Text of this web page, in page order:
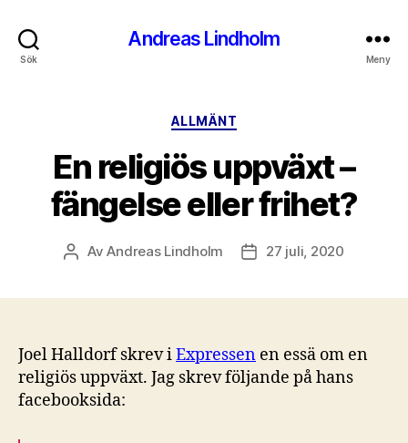
Sök
Andreas Lindholm
Meny
Kategorier
ALLMÄNT
En religiös uppväxt –
fängelse eller frihet?
Inläggsförfattare
AvAndreas Lindholm Inläggsdatum
27 juli, 2020
Joel Halldorf skrev iExpressen en essä om en
religiös uppväxt. Jag skrev följande på hans
facebooksida: